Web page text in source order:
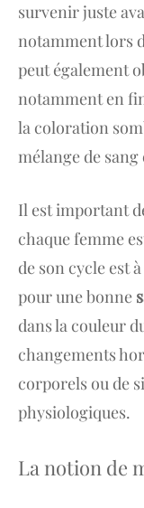
survenir juste
notamment lors
peut également
notamment en
la coloration
mélange de
Il est important
chaque femme
de son cycle est
pour une bonne
dans la couleur
changements
corporels ou de
physiologiques.
La notion de